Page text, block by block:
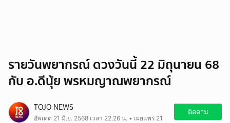
รายวันพยากรณ์ ดวงวันนี้ 22 มิถุนายน 68
กับ อ.ดีนุ้ย พรหมญาณพยากรณ์
TOJO NEWS
อัพเดต 21 มิ.ย. 2568 เวลา 22.26 น. • เผยแพร่ 21
ติดตาม